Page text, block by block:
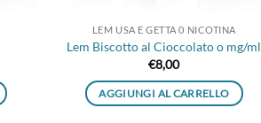
LEM USA E GETTA 0 NICOTINA
Lem Biscotto al Cioccolato o mg/ml
€8,00
AGGIUNGI AL CARRELLO